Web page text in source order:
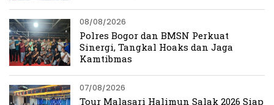
08/08/2026
Polres Bogor dan BMSN Perkuat
Sinergi, Tangkal Hoaks dan Jaga
Kamtibmas
07/08/2026
Tour Malasari Halimun Salak 2026 Siap